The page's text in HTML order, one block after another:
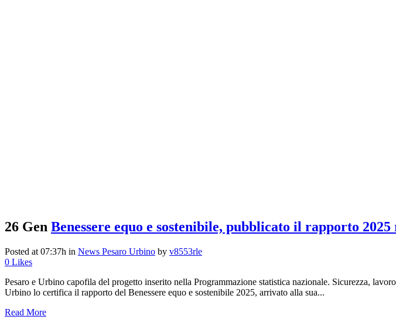
26 Gen Benessere equo e sostenibile, pubblicato il rapporto
Posted at 07:37h in News Pesaro Urbino by v8553rle
0 Likes
Pesaro e Urbino capofila del progetto inserito nella Programmazione statistica nazionale. Sicurezza,
Urbino lo certifica il rapporto del Benessere equo e sostenibile 2025, arrivato alla sua...
Read More